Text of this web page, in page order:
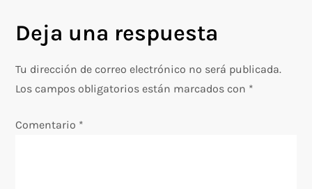
g
a
Deja una respuesta
Tu dirección de correo electrónico no será publicada.
Los campos obligatorios están marcados con *
Comentario *